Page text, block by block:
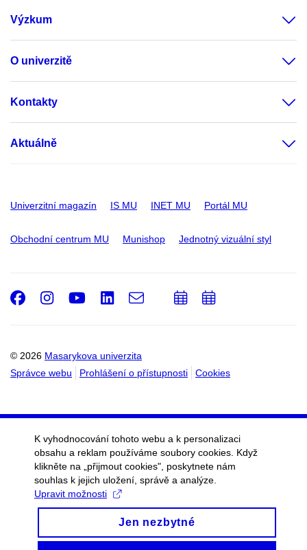
Výzkum
O univerzitě
Kontakty
Aktuálně
Univerzitní magazín IS MU INET MU Portál MU
Obchodní centrum MU Munishop Jednotný vizuální styl
© 2026 Masarykova univerzita
Správce webu
Prohlášení o přístupnosti Cookies
Facebook
Instagram
Youtube
LinkedIn
e-
PřidatPřidat
K vyhodnocování tohoto webu a k personalizaci
obsahu a reklam používáme soubory cookies. Když
klikněte na „přijmout cookies", poskytnete nám
souhlas k jejich uložení, správě a analýze.
Upravit možnosti
Jen nezbytné